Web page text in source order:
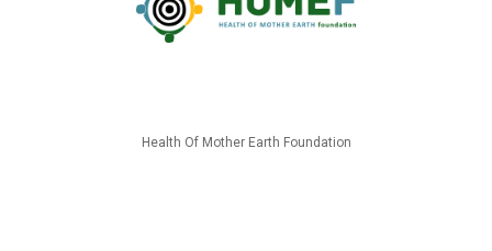
Health Of Mother Earth Foundation